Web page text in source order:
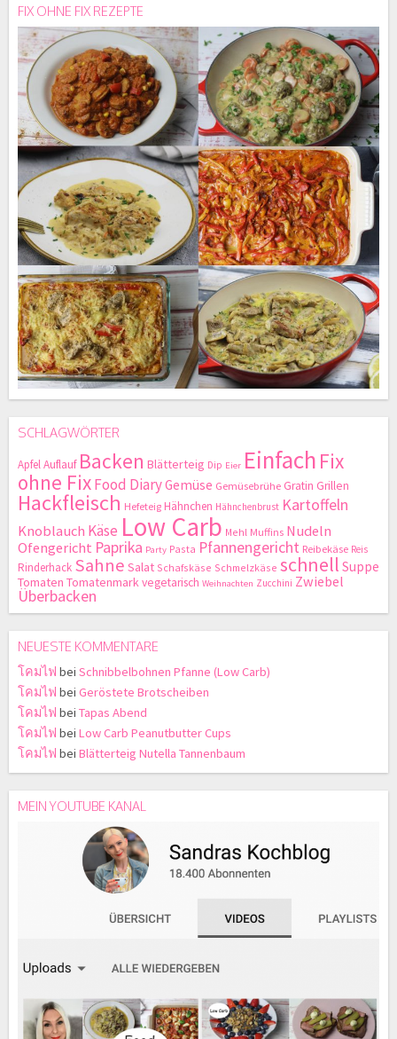
FIX OHNE FIX REZEPTE
SCHLAGWÖRTER
ApfelAuflauf Backen Blätterteig Dip Eier Einfach Fix
ohne FixFood DiaryGemüse Gemüsebrühe Gratin Grillen
Hackfleisch Hefeteig Hähnchen Hähnchenbrust Kartoffeln
Knoblauch Käse Low Carb Mehl Muffins Nudeln
Ofengericht Paprika Party Pasta Pfannengericht Reibekäse Reis
Rinderhack Sahne Salat Schafskäse Schmelzkäse schnell Suppe
Tomaten Tomatenmarkvegetarisch Weihnachten Zucchini Zwiebel
Überbacken
NEUESTE KOMMENTARE
โคมไฟ bei Schnibbelbohnen Pfanne (Low Carb)
โคมไฟ bei Geröstete Brotscheiben
โคมไฟ bei Tapas Abend
โคมไฟ bei Low Carb Peanutbutter Cups
โคมไฟ bei Blätterteig Nutella Tannenbaum
MEIN YOUTUBE KANAL